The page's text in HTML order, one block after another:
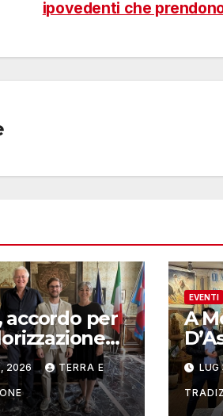
ipovedenti che
accordo per
Rocca
2026 TERRA E
EVENTI
A
LUG